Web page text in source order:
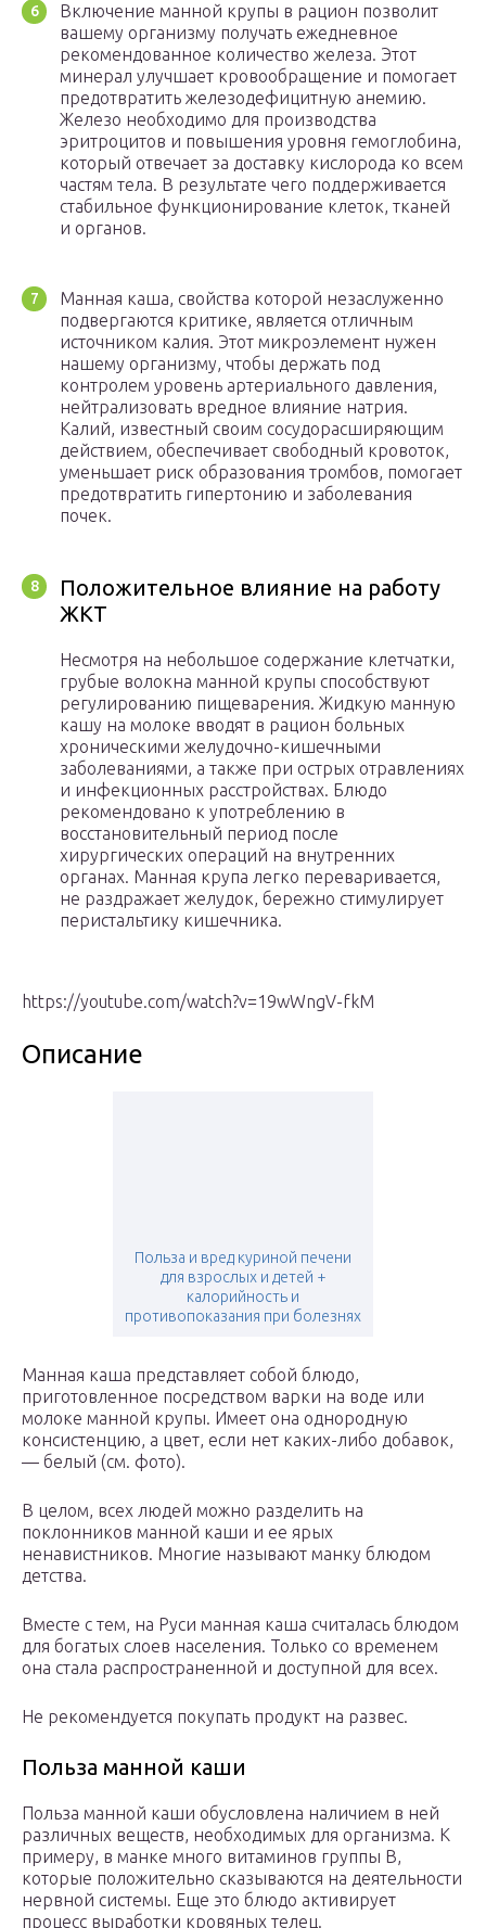
Включение манной крупы в рацион позволит
вашему организму получать ежедневное
рекомендованное количество железа. Этот
минерал улучшает кровообращение и помогает
предотвратить железодефицитную анемию.
Железо необходимо для производства
эритроцитов и повышения уровня гемоглобина,
который отвечает за доставку кислорода ко всем
частям тела. В результате чего поддерживается
стабильное функционирование клеток, тканей
и органов.
Манная каша, свойства которой незаслуженно
подвергаются критике, является отличным
источником калия. Этот микроэлемент нужен
нашему организму, чтобы держать под
контролем уровень артериального давления,
нейтрализовать вредное влияние натрия.
Калий, известный своим сосудорасширяющим
действием, обеспечивает свободный кровоток,
уменьшает риск образования тромбов, помогает
предотвратить гипертонию и заболевания
почек.
Положительное влияние на работу
ЖКТ
Несмотря на небольшое содержание клетчатки,
грубые волокна манной крупы способствуют
регулированию пищеварения. Жидкую манную
кашу на молоке вводят в рацион больных
хроническими желудочно-кишечными
заболеваниями, а также при острых отравлениях
и инфекционных расстройствах. Блюдо
рекомендовано к употреблению в
восстановительный период после
хирургических операций на внутренних
органах. Манная крупа легко переваривается,
не раздражает желудок, бережно стимулирует
перистальтику кишечника.
https://youtube.com/watch?v=19wWngV-fkM
Описание
Польза и вред куриной печени
для взрослых и детей +
калорийность и
противопоказания при болезнях
Манная каша представляет собой блюдо,
приготовленное посредством варки на воде или
молоке манной крупы. Имеет она однородную
консистенцию, а цвет, если нет каких-либо добавок,
— белый (см. фото).
В целом, всех людей можно разделить на
поклонников манной каши и ее ярых
ненавистников. Многие называют манку блюдом
детства.
Вместе с тем, на Руси манная каша считалась блюдом
для богатых слоев населения. Только со временем
она стала распространенной и доступной для всех.
Не рекомендуется покупать продукт на развес.
Польза манной каши
Польза манной каши обусловлена наличием в ней
различных веществ, необходимых для организма. К
примеру, в манке много витаминов группы В,
которые положительно сказываются на деятельности
нервной системы. Еще это блюдо активирует
процесс выработки кровяных телец.